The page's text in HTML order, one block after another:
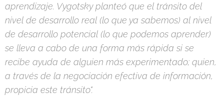
aprendizaje. Vygotsky planteó que el tránsito del
nivel de desarrollo real (lo que ya sabemos) al nivel
de desarrollo potencial (lo que podemos aprender)
se lleva a cabo de una forma más rápida si se
recibe ayuda de alguien más experimentado; quien,
a través de la negociación efectiva de información,
propicia este tránsito".